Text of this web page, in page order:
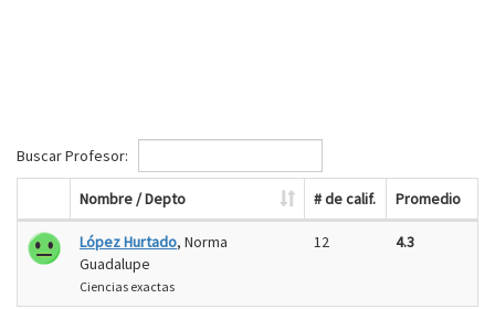
Buscar Profesor:
Nombre / Depto # de calif. Promedio
López Hurtado, Norma
Guadalupe
Ciencias exactas
12 4.3